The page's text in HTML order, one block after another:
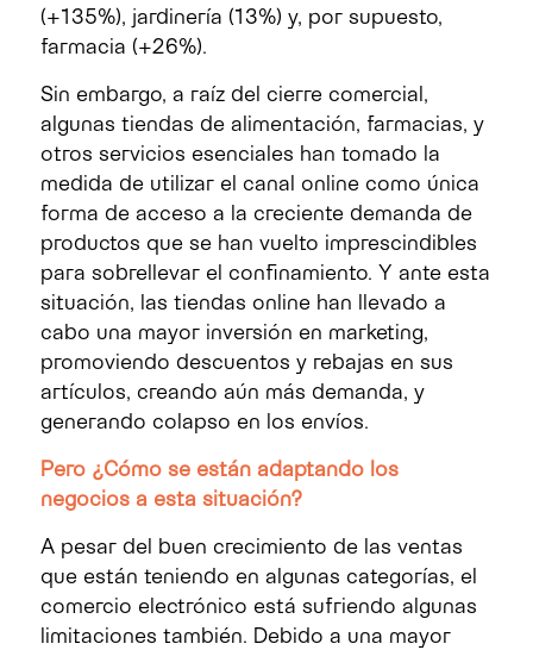
(+135%), jardinería (13%) y, por supuesto,
farmacia (+26%).
Sin embargo, a raíz del cierre comercial,
algunas tiendas de alimentación, farmacias, y
otros servicios esenciales han tomado la
medida de utilizar el canal online como única
forma de acceso a la creciente demanda de
productos que se han vuelto imprescindibles
para sobrellevar el confinamiento. Y ante esta
situación, las tiendas online han llevado a
cabo una mayor inversión en marketing,
promoviendo descuentos y rebajas en sus
artículos, creando aún más demanda, y
generando colapso en los envíos.
Pero ¿Cómo se están adaptando los
negocios a esta situación?
A pesar del buen crecimiento de las ventas
que están teniendo en algunas categorías, el
comercio electrónico está sufriendo algunas
limitaciones también. Debido a una mayor